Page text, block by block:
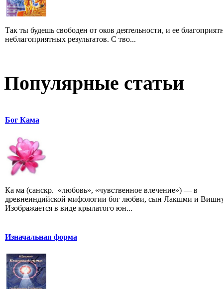
Так ты будешь свободен от оков деятельности, и ее
неблагоприятных результатов. С тво...
Популярные статьи
Бог Кама
Ка ма (санскр. «любовь», «чувственное влечение») — в
древнеиндийской мифологии бог любви, сын Лакшми и
Изображается в виде крылатого юн...
Изначальная форма